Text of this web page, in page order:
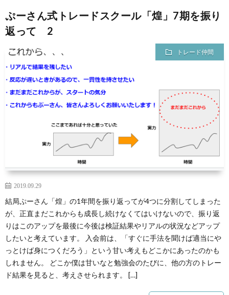
ぷーさん式トレードスクール「煌」7期を振り
返って 2
トレード仲間
2019.09.29
結局ぷーさん「煌」の1年間を振り返ってが4つに分割してしまった
が、正直まだこれからも成長し続けなくてはいけないので、振り返
りはこのアップを最後に今後は検証結果やリアルの状況などアップ
したいと考えています。 入会前は、「すぐに手法を聞けば適当にや
っとけば身につくだろう」という甘い考えもどこかにあったのかも
しれません。 どこか僕は甘いなと勉強会のたびに、他の方のトレー
ド結果を見ると、考えさせられます。 […]